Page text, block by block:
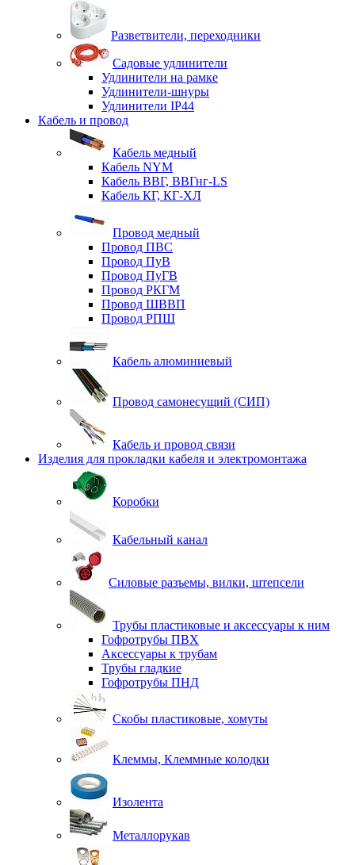
Разветвители, переходники
Садовые удлинители
Удлинители на рамке
Удлинители-шнуры
Удлинители IP44
Кабель и провод
Кабель медный
Кабель NYM
Кабель ВВГ, ВВГнг-LS
Кабель КГ, КГ-ХЛ
Провод медный
Провод ПВС
Провод ПуВ
Провод ПуГВ
Провод РКГМ
Провод ШВВП
Провод РПШ
Кабель алюминиевый
Провод самонесущий (СИП)
Кабель и провод связи
Изделия для прокладки кабеля и электромонтажа
Коробки
Кабельный канал
Силовые разъемы, вилки, штепсели
Трубы пластиковые и аксессуары к ним
Гофротрубы ПВХ
Аксессуары к трубам
Трубы гладкие
Гофротрубы ПНД
Скобы пластиковые, хомуты
Клеммы, Клеммные колодки
Изолента
Металлорукав